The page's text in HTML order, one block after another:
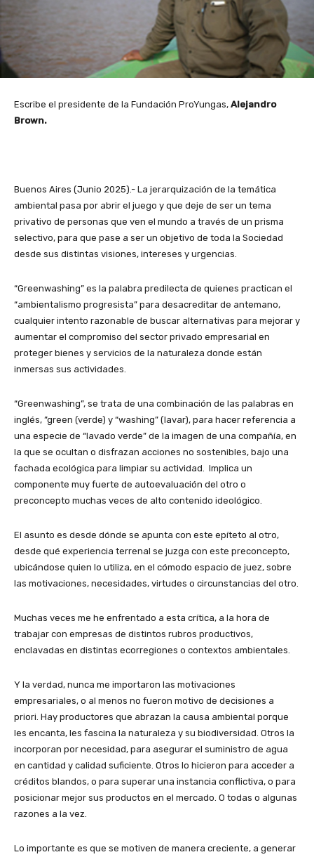
Escribe el presidente de la Fundación ProYungas, Alejandro
Brown.
Buenos Aires (Junio 2025).- La jerarquización de la temática
ambiental pasa por abrir el juego y que deje de ser un tema
privativo de personas que ven el mundo a través de un prisma
selectivo, para que pase a ser un objetivo de toda la Sociedad
desde sus distintas visiones, intereses y urgencias.
“Greenwashing” es la palabra predilecta de quienes practican el
“ambientalismo progresista” para desacreditar de antemano,
cualquier intento razonable de buscar alternativas para mejorar y
aumentar el compromiso del sector privado empresarial en
proteger bienes y servicios de la naturaleza donde están
inmersas sus actividades.
“Greenwashing”, se trata de una combinación de las palabras en
inglés, ”green (verde) y “washing” (lavar), para hacer referencia a
una especie de “lavado verde” de la imagen de una compañía, en
la que se ocultan o disfrazan acciones no sostenibles, bajo una
fachada ecológica para limpiar su actividad. Implica un
componente muy fuerte de autoevaluación del otro o
preconcepto muchas veces de alto contenido ideológico.
El asunto es desde dónde se apunta con este epíteto al otro,
desde qué experiencia terrenal se juzga con este preconcepto,
ubicándose quien lo utiliza, en el cómodo espacio de juez, sobre
las motivaciones, necesidades, virtudes o circunstancias del otro.
Muchas veces me he enfrentado a esta crítica, a la hora de
trabajar con empresas de distintos rubros productivos,
enclavadas en distintas ecorregiones o contextos ambientales.
Y la verdad, nunca me importaron las motivaciones
empresariales, o al menos no fueron motivo de decisiones a
priori. Hay productores que abrazan la causa ambiental porque
les encanta, les fascina la naturaleza y su biodiversidad. Otros la
incorporan por necesidad, para asegurar el suministro de agua
en cantidad y calidad suficiente. Otros lo hicieron para acceder a
créditos blandos, o para superar una instancia conflictiva, o para
posicionar mejor sus productos en el mercado. O todas o algunas
razones a la vez.
Lo importante es que se motiven de manera creciente, a generar